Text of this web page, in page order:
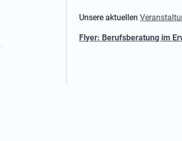
Unsere aktuellen
Flyer: Berufsberatung im